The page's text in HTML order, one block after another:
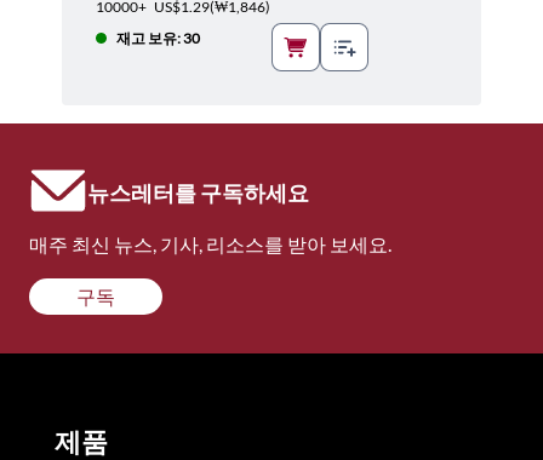
10000+ US$1.29(₩1,846)
재고 보유: 30
뉴스레터를 구독하세요
매주 최신 뉴스, 기사, 리소스를 받아 보세요.
구독
제품